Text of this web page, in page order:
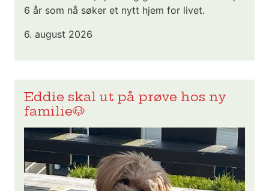
6 år som nå søker et nytt hjem for livet.
6. august 2026
Eddie skal ut på prøve hos ny
familie🐶